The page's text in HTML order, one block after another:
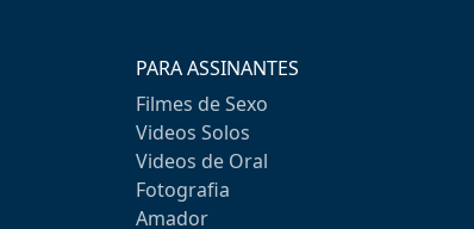
PARA ASSINANTES
Filmes de Sexo
Videos Solos
Videos de Oral
Fotografia
Amador